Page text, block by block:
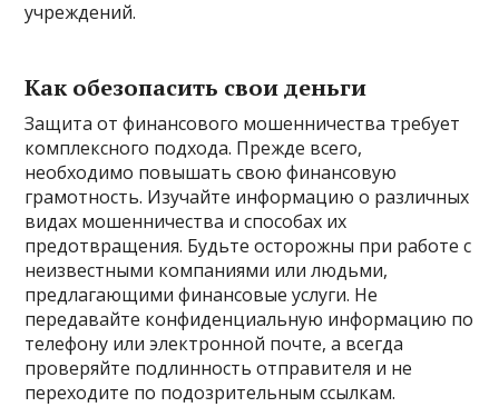
учреждений.
Как обезопасить свои деньги
Защита от финансового мошенничества требует
комплексного подхода. Прежде всего,
необходимо повышать свою финансовую
грамотность. Изучайте информацию о различных
видах мошенничества и способах их
предотвращения. Будьте осторожны при работе с
неизвестными компаниями или людьми,
предлагающими финансовые услуги. Не
передавайте конфиденциальную информацию по
телефону или электронной почте, а всегда
проверяйте подлинность отправителя и не
переходите по подозрительным ссылкам.